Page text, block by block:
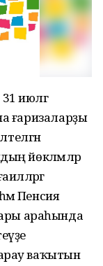
июлгә
ғаризаларҙы
йөкләмәләр
Пенсия
араһында
ваҡытын